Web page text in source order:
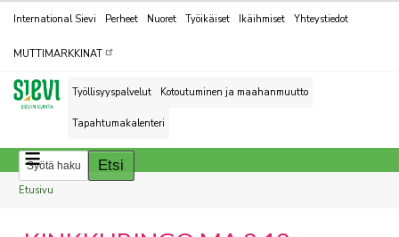
Kohderyhmät
International Sievi Perheet Nuoret Työikäiset Ikäihmiset Yhteystiedot
MUTTIMARKKINAT
Työllisyyspalvelut Kotoutuminen ja maahanmuutto
Tapahtumakalenteri
Breadcrumbs
You
Etusivu